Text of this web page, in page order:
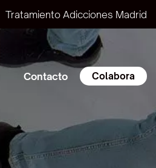
Tratamiento Adicciones Madrid
Contacto Colabora